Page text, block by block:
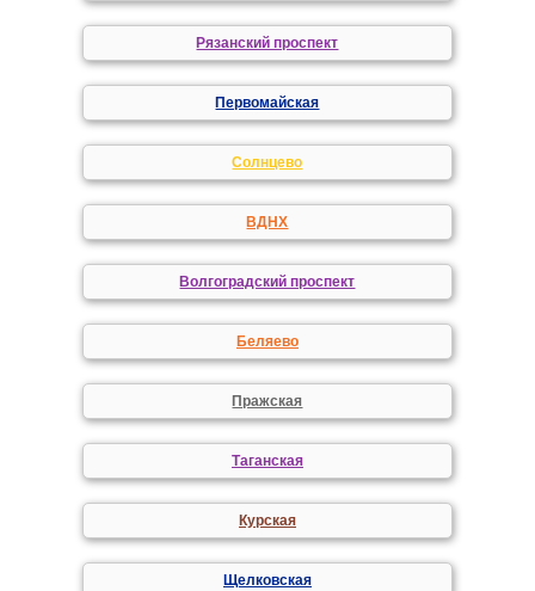
Рязанский проспект
Первомайская
Солнцево
ВДНХ
Волгоградский проспект
Беляево
Пражская
Таганская
Курская
Щелковская